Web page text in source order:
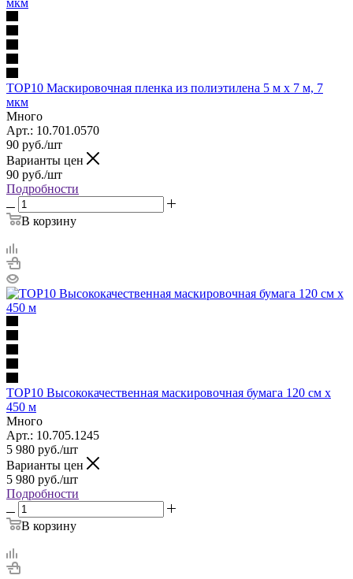
TOP10 Маскировочная пленка из полиэтилена 5 м х 7 м, 7
мкм
Много
Арт.: 10.701.0570
90 руб./шт
Варианты цен
90 руб./шт
Подробности
В корзину
TOP10 Высококачественная маскировочная бумага 120 см х
450 м
Много
Арт.: 10.705.1245
5 980 руб./шт
Варианты цен
5 980 руб./шт
Подробности
В корзину